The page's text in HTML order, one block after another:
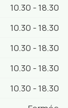
10.30 - 18.30
10.30 - 18.30
10.30 - 18.30
10.30 - 18.30
10.30 - 18.30